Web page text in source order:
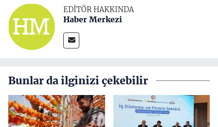
EDITÖR HAKKINDA
Haber Merkezi
Bunlar da ilginizi çekebilir